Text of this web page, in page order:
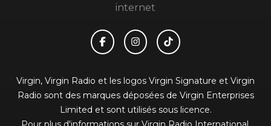
internet
Virgin, Virgin Radio et les logos Virgin Signature et Virgin
Radio sont des marques déposées de Virgin Enterprises
Limited et sont utilisés sous licence.